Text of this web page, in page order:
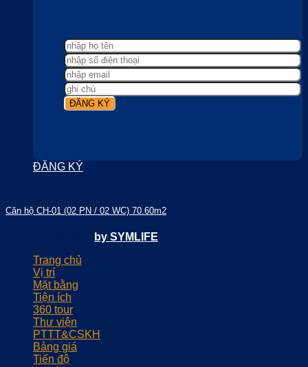
ĐĂNG KÝ
Căn hộ CH-01 (02 PN / 02 WC) 70.60m2
by SYMLIFE
Trang chủ
Vị trí
Mặt bằng
Tiện ích
360 tour
Thư viện
PTTT&CSKH
Bảng giá
Tiến độ